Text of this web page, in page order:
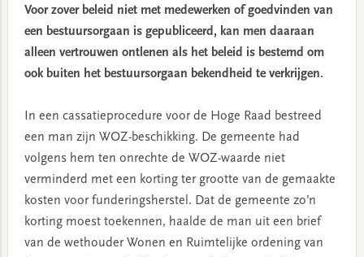
Voor zover beleid niet met medewerken of goedvinden van
een bestuursorgaan is gepubliceerd, kan men daaraan
alleen vertrouwen ontlenen als het beleid is bestemd om
ook buiten het bestuursorgaan bekendheid te verkrijgen.
In een cassatieprocedure voor de Hoge Raad bestreed
een man zijn WOZ-beschikking. De gemeente had
volgens hem ten onrechte de WOZ-waarde niet
verminderd met een korting ter grootte van de gemaakte
kosten voor funderingsherstel. Dat de gemeente zo’n
korting moest toekennen, haalde de man uit een brief
van de wethouder Wonen en Ruimtelijke ordening van